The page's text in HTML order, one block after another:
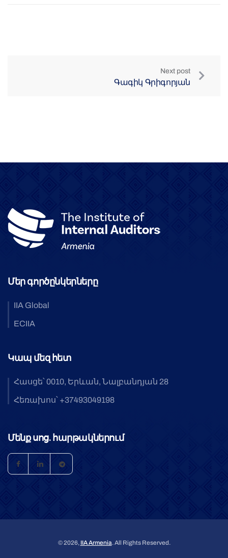
Next post
Գագիկ Գրիգորյան
Մեր գործընկերները
IIA Global
ECIIA
Կապ մեզ հետ
Հասցե՝ 0010, Երևան, Նալբանդյան 28
Հեռախոս՝ +37493049198
Մենք սոց. հարթակներում
© 2026, IIA Armenia. All Rights Reserved.